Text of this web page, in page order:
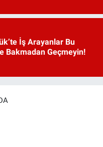
İş Arayanlar Bu
Bakmadan Geçmeyin!